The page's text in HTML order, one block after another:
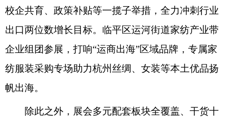
校企共育、政策补贴等一揽子举措，全力冲刺行业
出口两位数增长目标。临平区运河街道家纺产业带
企业组团参展，打响“运商出海”区域品牌，专属家
纺服装采购专场助力杭州丝绸、女装等本土优品扬
帆出海。
除此之外，展会多元配套板块全覆盖、干货十